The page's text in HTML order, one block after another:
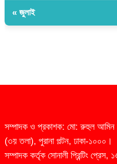
« জুলাই
সম্পাদক ও প্রকাশক: মো: রুহুল আমিন
(৩য় তলা), পুরানা পল্টন, ঢাকা-১০০০।
সম্পাদক কর্তৃক সোনালী প্রিন্টিং প্রেস,